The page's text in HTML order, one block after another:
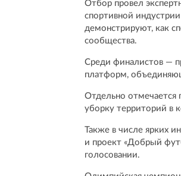
Отбор провел
спортивной
демонстрируют, как
сообщества.
Среди финалистов —
платформ,
Отдельно отмечается
уборку территорий в
Также в числе ярких
и проект «Добрый
голосовании.